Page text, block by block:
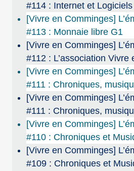
#114 : Internet et
[Vivre en Comminges]
#113 : Monnaie libre G1
[Vivre en Comminges]
#112 : L’association Vivre
[Vivre en Comminges]
#111 : Chroniques,
[Vivre en Comminges]
#111 : Chroniques,
[Vivre en Comminges]
#110 : Chroniques et
[Vivre en Comminges]
#109 : Chroniques et